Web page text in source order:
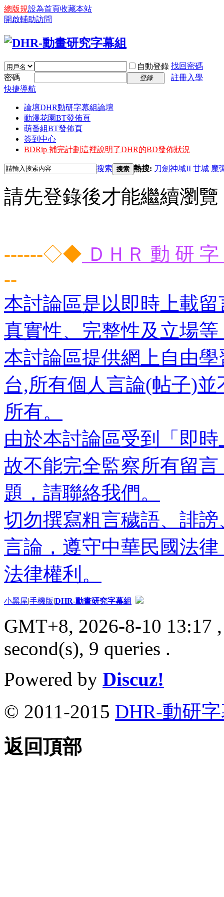
總版規設為首頁收藏本站
開啟輔助訪問
自動登錄 找回密碼
密碼
登錄
註冊入學
快捷導航
論壇DHR動研字幕組論壇
動漫花園BT發佈頁
萌番組BT發佈頁
簽到中心
BDRip 補完計劃這裡說明了DHR的BD發佈狀況
搜索 搜索 熱搜: 刀劍神域II 甘城 魔
請先登錄後才能繼續瀏覽
------◇◆ ＤＨＲ 動 研
--
本討論區是以即時上載
真實性、完整性及立場
本討論區提供網上自由
台,所有個人言論(帖子)
所有。
由於本討論區受到「即
故不能完全監察所有留
題，請聯絡我們。
切勿撰寫粗言穢語、誹
言論，遵守中華民國法
法律權利。
小黑屋|手機版|DHR-動畫研究字幕組
GMT+8, 2026-8-10 13:17
second(s), 9 queries .
Powered by Discuz!
© 2011-2015 DHR-動研
返回頂部